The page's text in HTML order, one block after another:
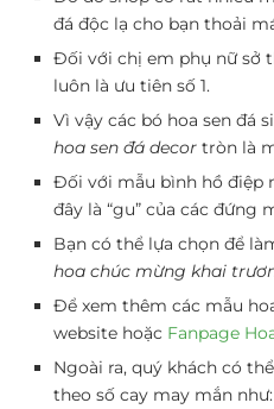
đá độc lạ cho bạn thoải
Đối với chị em phụ nữ sở
luôn là ưu tiên số 1.
Vì vậy các bó hoa sen đá
hoa sen đá decor tròn là
Đối với mẫu bình hồ điệp
đây là “gu” của các đứng
Bạn có thể lựa chọn để
hoa chúc mừng khai
Để xem thêm các mẫu
website hoặc Fanpage
Ngoài ra, quý khách có
theo số cay may mắn